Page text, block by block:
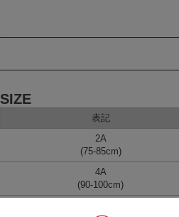
SIZE
表記
2A
(75-85cm)
4A
(90-100cm)